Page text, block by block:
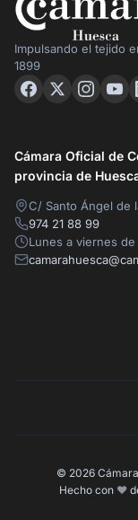
Impulsando el tejido
1899
Cámara Oficial de
provincia de
C/ Santo Ángel de
974 21 88 99
Lunes a viernes de
© 2026
Hecho con ❤️